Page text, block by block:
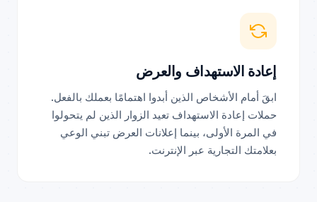
إعادة الاستهداف والعرض
ابقَ أمام الأشخاص الذين أبدوا اهتمامًا بعملك بالفعل.
حملات إعادة الاستهداف تعيد الزوار الذين لم يتحولوا
في المرة الأولى، بينما إعلانات العرض تبني الوعي
بعلامتك التجارية عبر الإنترنت.